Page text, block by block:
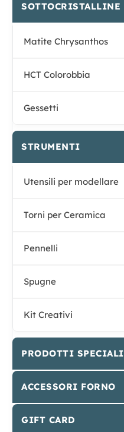
SOTTOCRISTALLINE
Matite Chrysanthos
HCT Colorobbia
Gessetti
STRUMENTI
Utensili per modellare
Torni per Ceramica
Pennelli
Spugne
Kit Creativi
PRODOTTI SPECIALI
ACCESSORI FORNO
GIFT CARD